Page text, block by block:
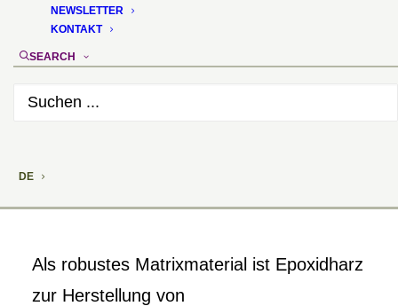
NEWSLETTER
KONTAKT
SEARCH
DE
Als robustes Matrixmaterial ist Epoxidharz
zur Herstellung von